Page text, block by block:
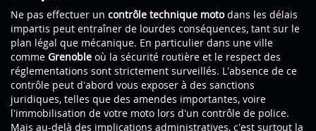
Ne pas effectuer un contrôle technique motodans les délais
impartis peut entraîner de lourdes conséquences, tant sur le
plan légal que mécanique. En particulier dans une ville
comme Grenoble où la sécurité routière et le respect des
réglementations sont strictement surveillés. L’absence de ce
contrôle peut d’abord vous exposer à des sanctions
juridiques, telles que des amendes importantes, voire
l’immobilisation de votre moto lors d’un contrôle de police.
Mais au-delà des implications administratives, c’est surtout la